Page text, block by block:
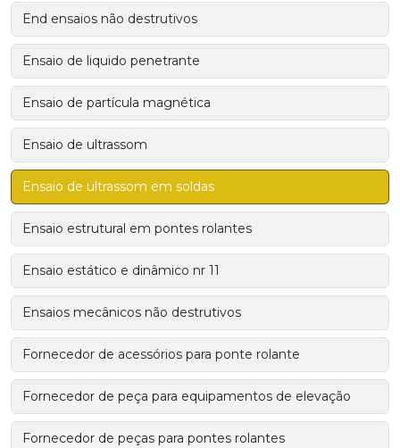
End ensaios não destrutivos
Ensaio de liquido penetrante
Ensaio de partícula magnética
Ensaio de ultrassom
Ensaio de ultrassom em soldas
Ensaio estrutural em pontes rolantes
Ensaio estático e dinâmico nr 11
Ensaios mecânicos não destrutivos
Fornecedor de acessórios para ponte rolante
Fornecedor de peça para equipamentos de elevação
Fornecedor de peças para pontes rolantes